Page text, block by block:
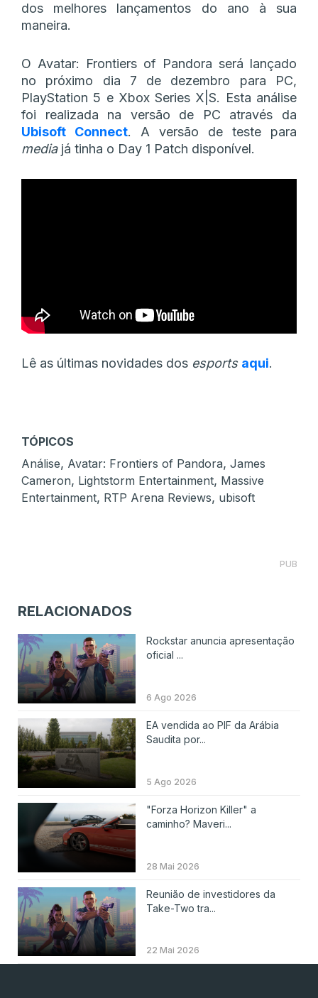
dos melhores lançamentos do ano à sua
maneira.
O Avatar: Frontiers of Pandora será lançado
no próximo dia 7 de dezembro para PC,
PlayStation 5 e Xbox Series X|S. Esta análise
foi realizada na versão de PC através da
Ubisoft Connect. A versão de teste para
mediajá tinha o Day 1 Patch disponível.
Lê as últimas novidades dos esports aqui.
TÓPICOS
Análise, Avatar: Frontiers of Pandora, James
Cameron, Lightstorm Entertainment, Massive
Entertainment, RTP Arena Reviews, ubisoft
PUB
RELACIONADOS
Rockstar anuncia apresentação
oficial ...
6 Ago 2026
EA vendida ao PIF da Arábia
Saudita por...
5 Ago 2026
"Forza Horizon Killer" a
caminho? Maveri...
28 Mai 2026
Reunião de investidores da
Take-Two tra...
22 Mai 2026